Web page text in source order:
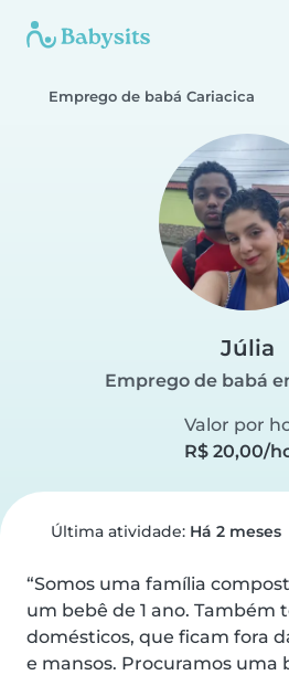
Emprego de babá Cariacica
Júlia
Emprego de babá
Valor por
R$ 20,00/
Última atividade: Há 2 meses
“Somos uma família
um bebê de 1 ano. Também
domésticos, que ficam fora
e mansos. Procuramos uma